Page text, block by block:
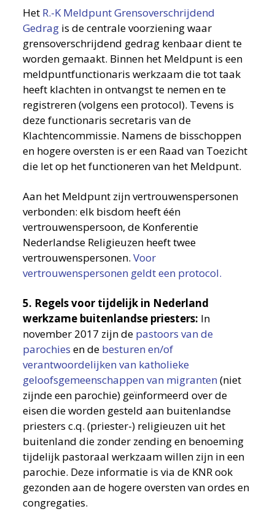
Het R.-K Meldpunt Grensoverschrijdend
Gedrag is de centrale voorziening waar
grensoverschrijdend gedrag kenbaar dient te
worden gemaakt. Binnen het Meldpunt is een
meldpuntfunctionaris werkzaam die tot taak
heeft klachten in ontvangst te nemen en te
registreren (volgens een protocol). Tevens is
deze functionaris secretaris van de
Klachtencommissie. Namens de bisschoppen
en hogere oversten is er een Raad van Toezicht
die let op het functioneren van het Meldpunt.
Aan het Meldpunt zijn vertrouwenspersonen
verbonden: elk bisdom heeft één
vertrouwenspersoon, de Konferentie
Nederlandse Religieuzen heeft twee
vertrouwenspersonen.Voor
vertrouwenspersonen geldt een protocol.
5. Regels voor tijdelijk in Nederland
werkzame buitenlandse priesters: In
november 2017 zijn de pastoors van de
parochies en de besturen en/of
verantwoordelijken van katholieke
geloofsgemeenschappen van migranten (niet
zijnde een parochie) geïnformeerd over de
eisen die worden gesteld aan buitenlandse
priesters c.q. (priester-) religieuzen uit het
buitenland die zonder zending en benoeming
tijdelijk pastoraal werkzaam willen zijn in een
parochie. Deze informatie is via de KNR ook
gezonden aan de hogere oversten van ordes en
congregaties.